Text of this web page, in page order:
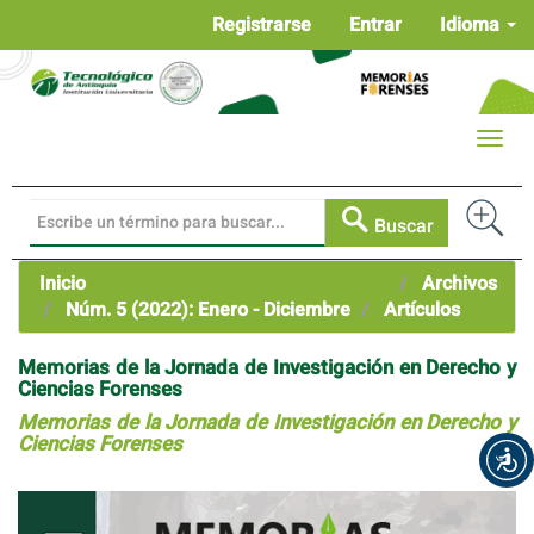
Contenido
principal
Idioma
Registrarse Entrar
Buscar
Toggle
Inicio
Archivos
Núm. 5 (2022): Enero - Diciembre
Artículos
Memorias de la Jornada de Investigación en Derecho y
Ciencias Forenses
Memorias de la Jornada de Investigación en Derecho y
Ciencias Forenses
Barra